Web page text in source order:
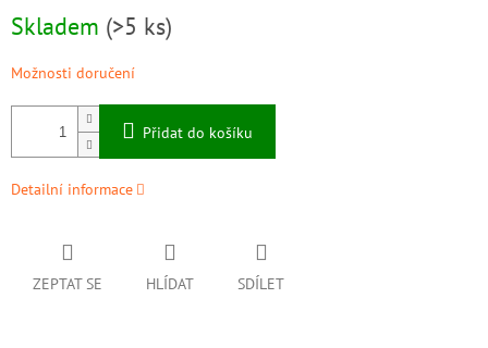
cena:
Skladem (>5 ks)
Možnosti doručení
Přidat do košíku
Detailní informace
ZEPTAT SE HLÍDAT SDÍLET